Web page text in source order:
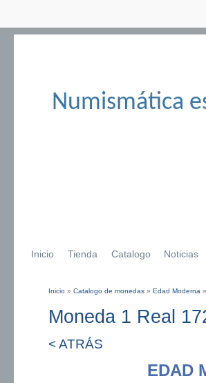
Numismática
Inicio Tienda Catalogo Noticias
Inicio » Catalogo de monedas » Edad Moderna »
Moneda 1 Real
< ATRÁS
EDAD